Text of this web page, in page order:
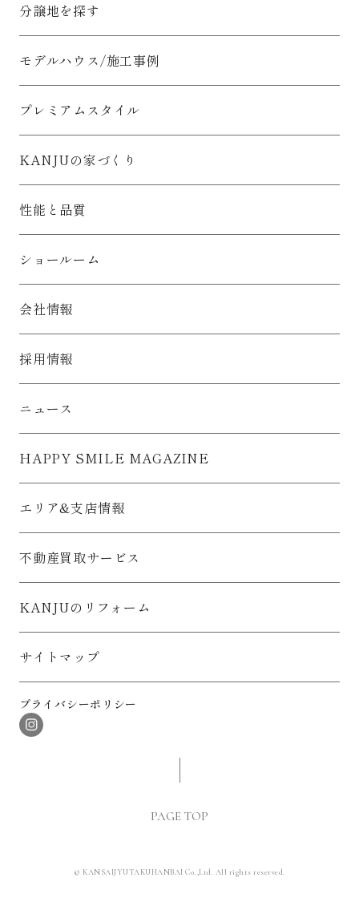
分譲地を探す
モデルハウス/施工事例
プレミアムスタイル
KANJUの家づくり
性能と品質
ショールーム
会社情報
採用情報
ニュース
HAPPY SMILE MAGAZINE
エリア&支店情報
不動産買取サービス
KANJUのリフォーム
サイトマップ
プライバシーポリシー
PAGE TOP
© KANSAIJYUTAKUHANBAI Co.,Ltd. All rights reserved.